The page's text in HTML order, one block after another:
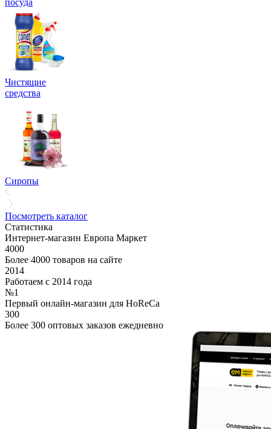
посуда
Чистящие
средства
Сиропы
Посмотреть каталог
Статистика
Интернет-магазин Европа Маркет
4000
Более 4000 товаров на сайте
2014
Работаем с 2014 года
№1
Первый онлайн-магазин для HoReCa
300
Более 300 оптовых заказов ежедневно